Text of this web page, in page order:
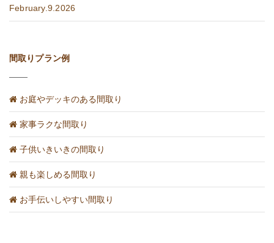
February.9.2026
間取りプラン例
お庭やデッキのある間取り
家事ラクな間取り
子供いきいきの間取り
親も楽しめる間取り
お手伝いしやすい間取り